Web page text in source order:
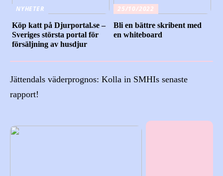
NYHETER
Köp katt på Djurportal.se –
Sveriges största portal för
försäljning av husdjur
25/10/2022
Bli en bättre skribent med
en whiteboard
Jättendals väderprognos: Kolla in SMHIs senaste
rapport!